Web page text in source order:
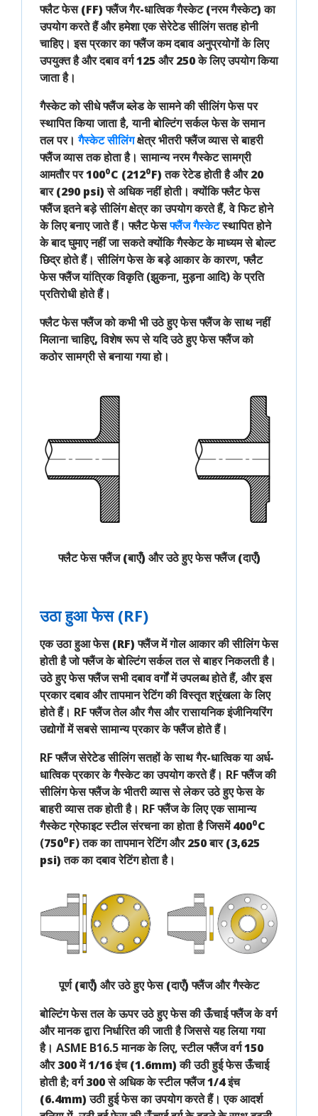
फ्लैट फेस (FF) फ्लैंजगैर-धात्विक गैस्केट (नरम गैस्केट)का
उपयोग करते हैं और हमेशा एकसेरेटेड सीलिंग सतहहोनी
चाहिए। इस प्रकार का फ्लैंजकम दबाव अनुप्रयोगोंके लिए
उपयुक्त है औरदबाव वर्ग 125 और 250के लिए उपयोग किया
जाता है।
गैस्केट को सीधेफ्लैंज ब्लेड के सामने की सीलिंग फेसपर
स्थापित किया जाता है, यानीबोल्टिंग सर्कल फेसके समान
तल पर।गैस्केट सीलिंगक्षेत्रभीतरी फ्लैंज व्यास से बाहरी
फ्लैंज व्यासतक होता है। सामान्यनरम गैस्केटसामग्री
आमतौर पर100⁰C (212⁰F)तक रेटेड होती है और20
बार (290 psi)से अधिक नहीं होती। क्योंकि फ्लैट फेस
फ्लैंज इतने बड़े सीलिंग क्षेत्र का उपयोग करते हैं, वेफिट होने
के लिए बनाए जाते हैं। फ्लैट फेसफ्लैंज गैस्केटस्थापित होने
के बाद घुमाए नहीं जा सकतेक्योंकि गैस्केट के माध्यम से बोल्ट
छिद्र होते हैं। सीलिंग फेस के बड़े आकार के कारण, फ्लैट
फेस फ्लैंजयांत्रिक विकृति(झुकना, मुड़ना आदि) के प्रति
प्रतिरोधीहोते हैं।
फ्लैट फेस फ्लैंज को कभी भी उठे हुए फेस फ्लैंज के साथ नहीं
मिलाना चाहिए,विशेष रूप से यदि उठे हुए फेस फ्लैंज को
कठोर सामग्री से बनाया गया हो।
फ्लैट फेस फ्लैंज (बाएँ) और उठे हुए फेस फ्लैंज (दाएँ)
उठा हुआ फेस (RF)
एकउठा हुआ फेस (RF) फ्लैंजमेंगोल आकारकी सीलिंग फेस
होती है जो फ्लैंज के बोल्टिंग सर्कल तल सेबाहर निकलतीहै।
उठे हुए फेस फ्लैंजसभी दबाव वर्गोंमें उपलब्ध होते हैं, और इस
प्रकारदबाव और तापमान रेटिंग की विस्तृत श्रृंखलाके लिए
होते हैं। RF फ्लैंज तेल और गैस और रासायनिक इंजीनियरिंग
उद्योगों मेंसबसे सामान्यप्रकार के फ्लैंज होते हैं।
RF फ्लैंजसेरेटेड सीलिंग सतहोंके साथगैर-धात्विकयाअर्ध-
धात्विकप्रकार केगैस्केटका उपयोग करते हैं। RF फ्लैंज की
सीलिंग फेसफ्लैंज केभीतरी व्याससे लेकरउठे हुए फेस के
बाहरी व्यासतक होती है। RF फ्लैंज के लिए एक सामान्य
गैस्केटग्रेफाइट स्टीलसंरचना का होता है जिसमें400⁰C
(750⁰F) तक का तापमान रेटिंग और250 बार (3,625
psi)तक का दबाव रेटिंग होता है।
पूर्ण (बाएँ) और उठे हुए फेस (दाएँ) फ्लैंज और गैस्केट
बोल्टिंग फेस तल के ऊपरउठे हुए फेस की ऊँचाईफ्लैंज केवर्ग
औरमानकद्वारा निर्धारित की जाती है जिससे यह लिया गया
है। ASME B16.5 मानक के लिए,स्टील फ्लैंजवर्ग 150
और 300में1/16 इंच (1.6mm) की उठी हुई फेस ऊँचाई
होती है;वर्ग 300से अधिक के स्टील फ्लैंज1/4 इंच
(6.4mm)उठी हुई फेस का उपयोग करते हैं। एक आदर्श